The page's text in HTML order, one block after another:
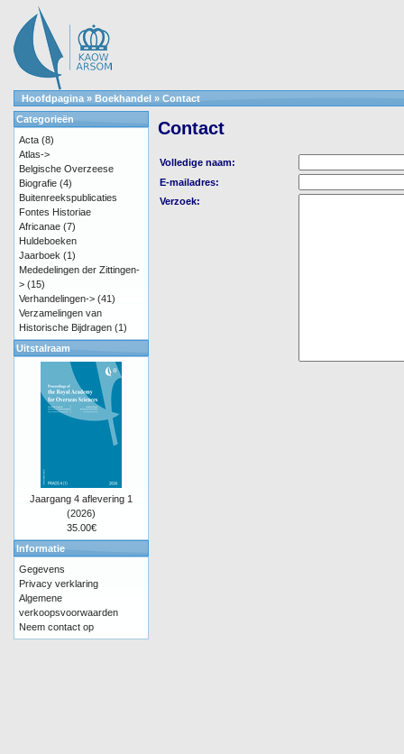
Hoofdpagina » Boekhandel » Contact
Contact
Volledige naam:
E-mailadres:
Verzoek:
Categorieën
Acta (8)
Atlas->
Belgische Overzeese
Biografie (4)
Buitenreekspublicaties
Fontes Historiae
Africanae (7)
Huldeboeken
Jaarboek (1)
Mededelingen der Zittingen-
> (15)
Verhandelingen-> (41)
Verzamelingen van
Historische Bijdragen (1)
Uitstalraam
Jaargang 4 aflevering 1
(2026)
35.00€
Informatie
Gegevens
Privacy verklaring
Algemene
verkoopsvoorwaarden
Neem contact op